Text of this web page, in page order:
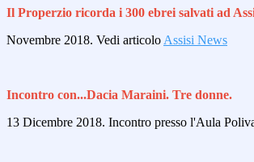
Il Properzio ricorda i 300 ebrei salvati ad
Novembre 2018. Vedi articolo Assisi News
Incontro con...Dacia Maraini. Tre donne.
13 Dicembre 2018. Incontro presso l'Aula